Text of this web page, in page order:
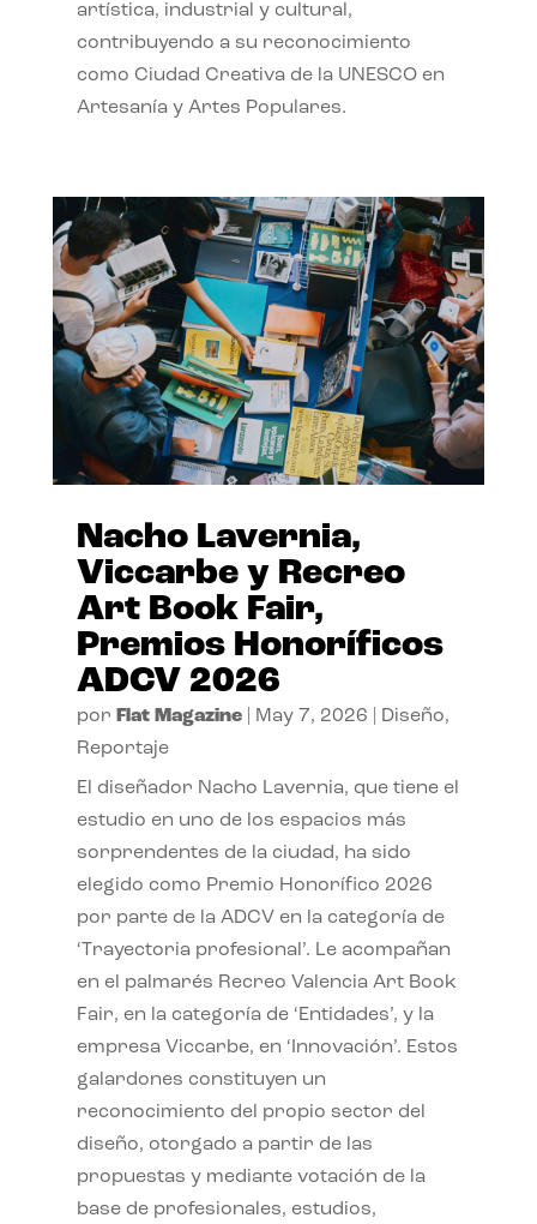
artística, industrial y cultural,
contribuyendo a su reconocimiento
como Ciudad Creativa de la UNESCO en
Artesanía y Artes Populares.
Nacho Lavernia,
Viccarbe y Recreo
Art Book Fair,
Premios Honoríficos
ADCV 2026
por Flat Magazine| May 7, 2026 Diseño,
Reportaje
El diseñador Nacho Lavernia, que tiene el
estudio en uno de los espacios más
sorprendentes de la ciudad, ha sido
elegido como Premio Honorífico 2026
por parte de la ADCV en la categoría de
‘Trayectoria profesional’. Le acompañan
en el palmarés Recreo Valencia Art Book
Fair, en la categoría de ‘Entidades’, y la
empresa Viccarbe, en ‘Innovación’. Estos
galardones constituyen un
reconocimiento del propio sector del
diseño, otorgado a partir de las
propuestas y mediante votación de la
base de profesionales, estudios,